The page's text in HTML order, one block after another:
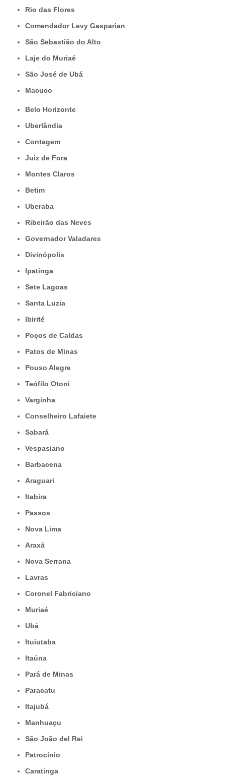
Rio das Flores
Comendador Levy Gasparian
São Sebastião do Alto
Laje do Muriaé
São José de Ubá
Macuco
Belo Horizonte
Uberlândia
Contagem
Juiz de Fora
Montes Claros
Betim
Uberaba
Ribeirão das Neves
Governador Valadares
Divinópolis
Ipatinga
Sete Lagoas
Santa Luzia
Ibirité
Poços de Caldas
Patos de Minas
Pouso Alegre
Teófilo Otoni
Varginha
Conselheiro Lafaiete
Sabará
Vespasiano
Barbacena
Araguari
Itabira
Passos
Nova Lima
Araxá
Nova Serrana
Lavras
Coronel Fabriciano
Muriaé
Ubá
Ituiutaba
Itaúna
Pará de Minas
Paracatu
Itajubá
Manhuaçu
São João del Rei
Patrocínio
Caratinga